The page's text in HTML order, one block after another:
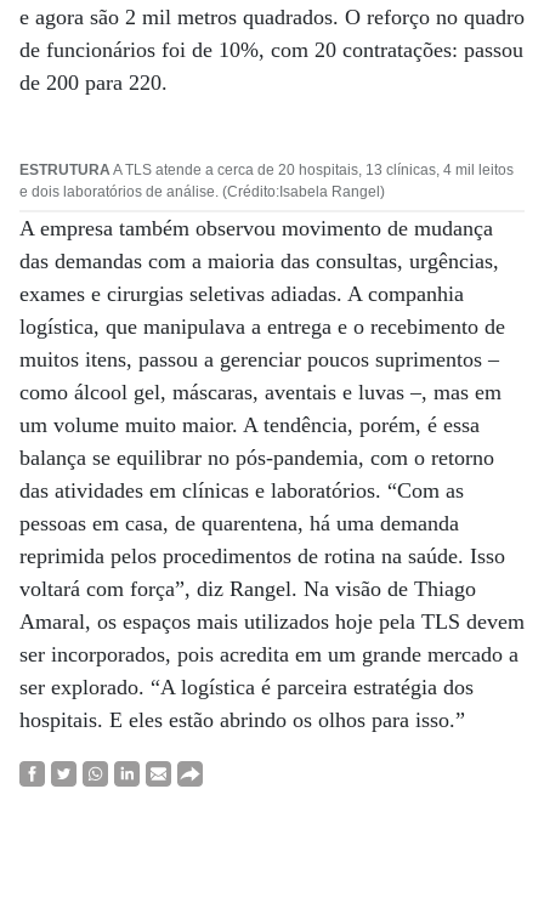
e agora são 2 mil metros quadrados. O reforço no quadro
de funcionários foi de 10%, com 20 contratações: passou
de 200 para 220.
ESTRUTURAA TLS atende a cerca de 20 hospitais, 13 clínicas, 4 mil leitos
e dois laboratórios de análise. (Crédito:Isabela Rangel)
A empresa também observou movimento de mudança
das demandas com a maioria das consultas, urgências,
exames e cirurgias seletivas adiadas. A companhia
logística, que manipulava a entrega e o recebimento de
muitos itens, passou a gerenciar poucos suprimentos –
como álcool gel, máscaras, aventais e luvas –, mas em
um volume muito maior. A tendência, porém, é essa
balança se equilibrar no pós-pandemia, com o retorno
das atividades em clínicas e laboratórios. “Com as
pessoas em casa, de quarentena, há uma demanda
reprimida pelos procedimentos de rotina na saúde. Isso
voltará com força”, diz Rangel. Na visão de Thiago
Amaral, os espaços mais utilizados hoje pela TLS devem
ser incorporados, pois acredita em um grande mercado a
ser explorado. “A logística é parceira estratégia dos
hospitais. E eles estão abrindo os olhos para isso.”